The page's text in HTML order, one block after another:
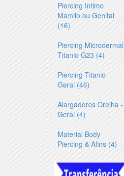
Piercing Intimo
Mamilo ou Genital
(16)
Piercing Microdermal
Titanio G23 (4)
Piercing Titanio
Geral (46)
Alargadores Orelha -
Geral (4)
Material Body
Piercing & Afins (4)